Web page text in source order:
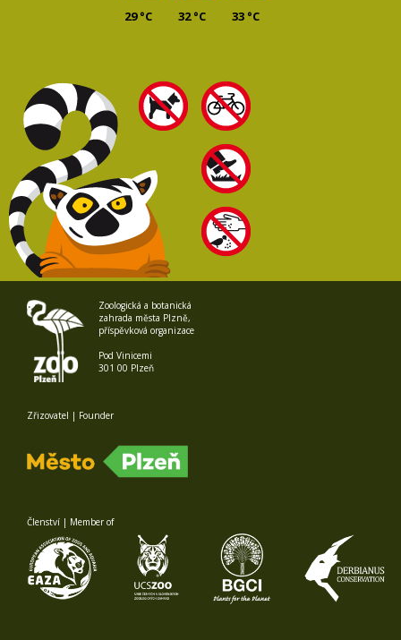
29 °C 32 °C 33 °C
Zoologická a botanická
zahrada města Plzně,
příspěvková organizace
Pod Vinicemi
301 00 Plzeň
Zřizovatel | Founder
Členství | Member of